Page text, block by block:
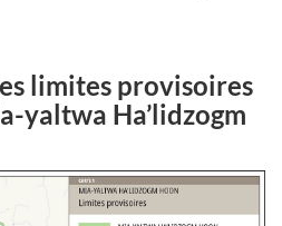
limites provisoires
yaltwa Ha’lidzogm